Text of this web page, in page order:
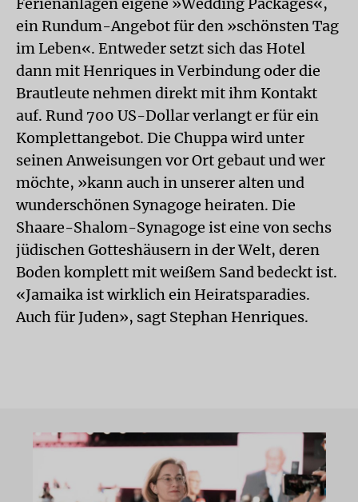
ein Rundum-Angebot für den »schönsten Tag
im Leben«. Entweder setzt sich das Hotel
dann mit Henriques in Verbindung oder die
Brautleute nehmen direkt mit ihm Kontakt
auf. Rund 700 US-Dollar verlangt er für ein
Komplettangebot. Die Chuppa wird unter
seinen Anweisungen vor Ort gebaut und wer
möchte, »kann auch in unserer alten und
wunderschönen Synagoge heiraten. Die
Shaare-Shalom-Synagoge ist eine von sechs
jüdischen Gotteshäusern in der Welt, deren
Boden komplett mit weißem Sand bedeckt ist.
«Jamaika ist wirklich ein Heiratsparadies.
Auch für Juden», sagt Stephan Henriques.